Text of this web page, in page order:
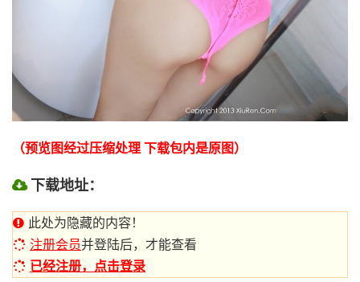
（预览图经过压缩处理 下载包内是原图）
下载地址：
此处为隐藏的内容！
注册会员并登陆后，才能查看
已经注册，点击登录